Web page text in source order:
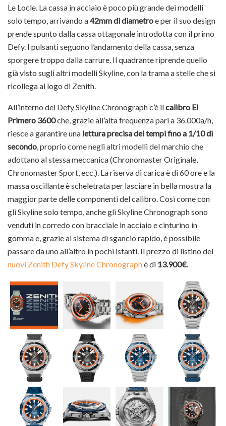
Le Locle. La cassa in acciaio è poco più grande dei modelli
solo tempo, arrivando a42mm di diametroe per il suo design
prende spunto dalla cassa ottagonale introdotta con il primo
Defy. I pulsanti seguono l’andamento della cassa, senza
sporgere troppo dalla carrure. Il quadrante riprende quello
già visto sugli altri modelli Skyline, con la trama a stelle che si
ricollega al logo di Zenith.
All’interno dei Defy Skyline Chronograph c’è ilcalibro El
Primero 3600che, grazie all’alta frequenza pari a 36.000a/h,
riesce a garantire una lettura precisa dei tempi fino a 1/10 di
secondo, proprio come negli altri modelli del marchio che
adottano al stessa meccanica (Chronomaster Originale,
Chronomaster Sport, ecc.). La riserva di carica è di 60 ore e la
massa oscillante è scheletrata per lasciare in bella mostra la
maggior parte delle componenti del calibro. Così come con
gli Skyline solo tempo, anche gli Skyline Chronograph sono
venduti in corredo con bracciale in acciaio e cinturino in
gomma e, grazie al sistema di sgancio rapido, è possibile
passare da uno all’altro in pochi istanti. Il prezzo di listino dei
nuovi Zenith Defy Skyline Chronographè di 13.900€.